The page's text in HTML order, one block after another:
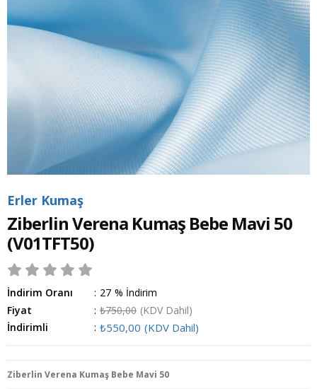
Erler Kumaş
Ziberlin Verena Kumaş Bebe Mavi 50
(V01TFT50)
İndirim Oranı : %
27
İndirim
Fiyat
: ₺750,00 (KDV Dahil)
İndirimli
: ₺550,00 (KDV Dahil)
Ziberlin Verena Kumaş Bebe Mavi 50